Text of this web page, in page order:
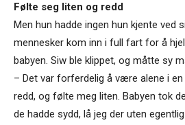
Følte seg liten og redd
Men hun hadde ingen hun kjente ved
mennesker kom inn i full fart for å
babyen. Siw ble klippet, og måtte sy
– Det var forferdelig å være alene i
redd, og følte meg liten. Babyen tok
de hadde sydd, lå jeg der uten